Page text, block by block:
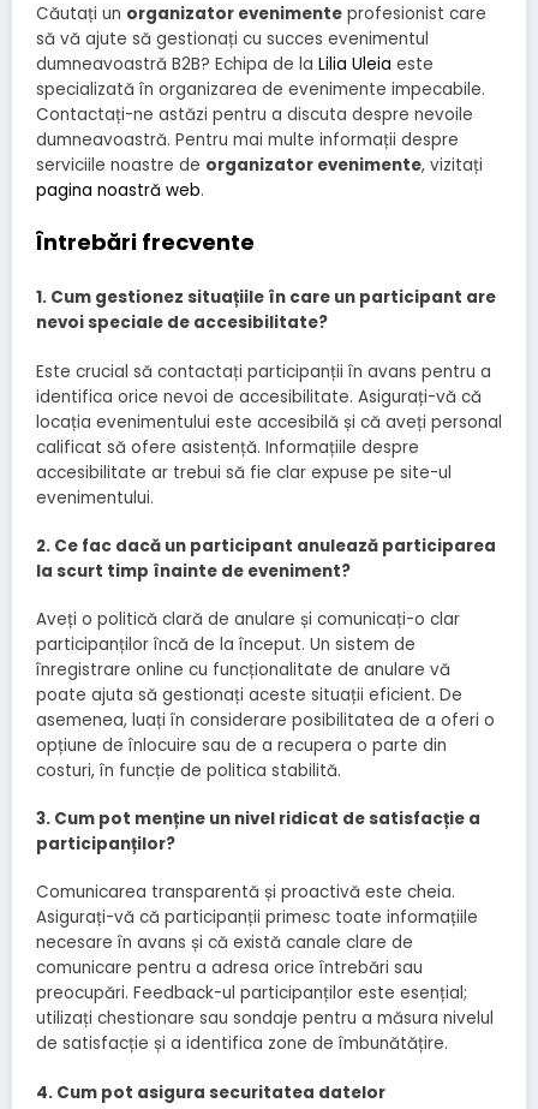
Căutați un organizator evenimente profesionist care
să vă ajute să gestionați cu succes evenimentul
dumneavoastră B2B? Echipa de la Lilia Uleia este
specializată în organizarea de evenimente impecabile.
Contactați-ne astăzi pentru a discuta despre nevoile
dumneavoastră. Pentru mai multe informații despre
serviciile noastre de organizator evenimente, vizitați
pagina noastră web.
Întrebări frecvente
1. Cum gestionez situațiile în care un participant are
nevoi speciale de accesibilitate?
Este crucial să contactați participanții în avans pentru a
identifica orice nevoi de accesibilitate. Asigurați-vă că
locația evenimentului este accesibilă și că aveți personal
calificat să ofere asistență. Informațiile despre
accesibilitate ar trebui să fie clar expuse pe site-ul
evenimentului.
2. Ce fac dacă un participant anulează participarea
la scurt timp înainte de eveniment?
Aveți o politică clară de anulare și comunicați-o clar
participanților încă de la început. Un sistem de
înregistrare online cu funcționalitate de anulare vă
poate ajuta să gestionați aceste situații eficient. De
asemenea, luați în considerare posibilitatea de a oferi o
opțiune de înlocuire sau de a recupera o parte din
costuri, în funcție de politica stabilită.
3. Cum pot menține un nivel ridicat de satisfacție a
participanților?
Comunicarea transparentă și proactivă este cheia.
Asigurați-vă că participanții primesc toate informațiile
necesare în avans și că există canale clare de
comunicare pentru a adresa orice întrebări sau
preocupări. Feedback-ul participanților este esențial;
utilizați chestionare sau sondaje pentru a măsura nivelul
de satisfacție și a identifica zone de îmbunătățire.
4. Cum pot asigura securitatea datelor